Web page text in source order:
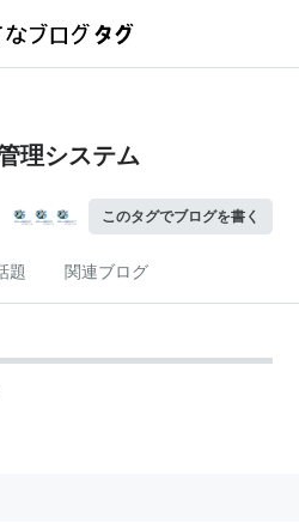
理システム
このタグでブログを書く
題 関連ブログ